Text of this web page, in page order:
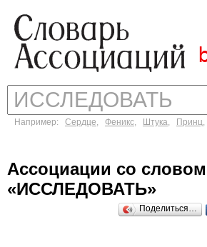
Например: Сердце, Феникс, Штука, Принц,
Ассоциации со словом
«ИССЛЕДОВАТЬ»
Поделиться…